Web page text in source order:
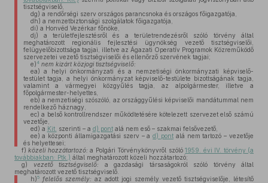
tisztségviselő,
dg) a rendőrségi szerv országos parancsnoka és országos főigazgatója,
dh) a nemzetbiztonsági szolgálatok főigazgatója,
di) a Honvéd Vezérkar főnöke,
dj) a területfejlesztésről és a területrendezésről szóló törvény által
meghatározott regionális fejlesztési ügynökség vezető tisztségviselői,
felügyelőbizottsága tagjai, illetve az Ágazati Operatív Programok Közreműködő
szervezetei vezető tisztségviselői és ellenőrző szervének tagjai;
e)4 nem kizárt közjogi tisztségviselő:
ea) a helyi önkormányzati és a nemzetiségi önkormányzati képviselő-
testület tagja, a helyi önkormányzat képviselő-testülete bizottságának tagja,
valamint a vármegyei közgyűlés tagja, az alpolgármester, illetve a
főpolgármester-helyettes,
eb) a nemzetiségi szószóló, az országgyűlési képviselői mandátummal nem
rendelkező háznagy,
ec) a belső kontrollrendszer működtetésére kötelezett szervezet első számú
vezetője,
ed) a Kit. szerinti – a d) pontalá nem eső – szakmai felsővezető,
ee) a központi államigazgatási szerv – ad) pontalá nem tartozó – vezetője
és helyettesei;
f) közeli hozzátartozó: a Polgári Törvénykönyvről szóló1959. évi IV. törvény (a
továbbiakban: Ptk.) által meghatározott közeli hozzátartozó;
g)
vezető tisztségviselő: a gazdasági társaságokról szóló törvény által
meghatározott vezető tisztségviselő.
h)5 felelős személy: az adott jogi személy vezető tisztségviselője, létesítő